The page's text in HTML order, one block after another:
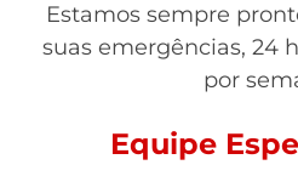
Estamos sempre
suas emergências, 24
por
Equipe